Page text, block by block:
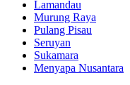
Lamandau
Murung Raya
Pulang Pisau
Seruyan
Sukamara
Menyapa Nusantara